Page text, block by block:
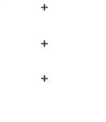
+
+
+